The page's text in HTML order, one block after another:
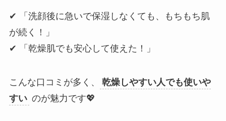
✔ 「洗顔後に急いで保湿しなくても、もちもち肌
が続く！」
✔ 「乾燥肌でも安心して使えた！」
こんな口コミが多く、
乾燥しやすい人でも使いや
すい のが魅力です💖